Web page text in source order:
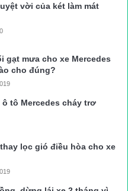
vời của két làm mát
gạt mưa cho xe Mercedes
cho đúng?
tô Mercedes cháy trơ
lọc gió điều hòa cho xe